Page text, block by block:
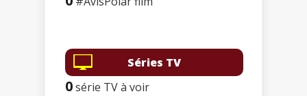
Séries TV
0série TV à voir